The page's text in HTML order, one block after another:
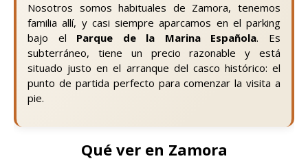
Nosotros somos habituales de Zamora, tenemos
familia allí, y casi siempre aparcamos en el parking
bajo el Parque de la Marina Española. Es
subterráneo, tiene un precio razonable y está
situado justo en el arranque del casco histórico: el
punto de partida perfecto para comenzar la visita a
pie.
Qué ver en Zamora